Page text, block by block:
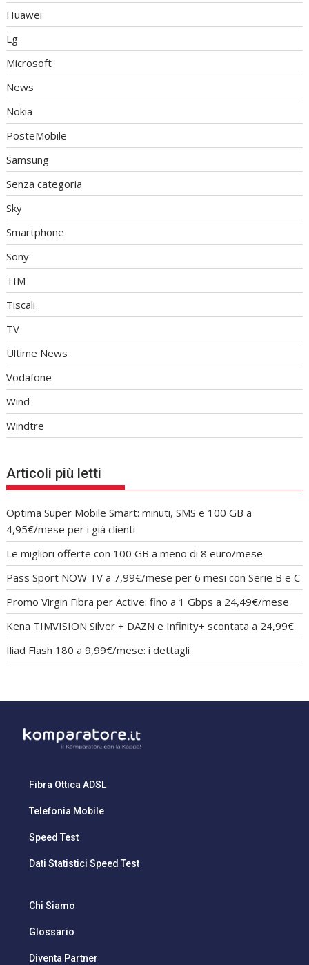
Huawei
Lg
Microsoft
News
Nokia
PosteMobile
Samsung
Senza categoria
Sky
Smartphone
Sony
TIM
Tiscali
TV
Ultime News
Vodafone
Wind
Windtre
Articoli più letti
Optima Super Mobile Smart: minuti, SMS e 100 GB a
4,95€/mese per i già clienti
Le migliori offerte con 100 GB a meno di 8 euro/mese
Pass Sport NOW TV a 7,99€/mese per 6 mesi con Serie B e C
Promo Virgin Fibra per Active: fino a 1 Gbps a 24,49€/mese
Kena TIMVISION Silver + DAZN e Infinity+ scontata a 24,99€
Iliad Flash 180 a 9,99€/mese: i dettagli
Fibra Ottica ADSL
Telefonia Mobile
Speed Test
Dati Statistici Speed Test
Chi Siamo
Glossario
Diventa Partner